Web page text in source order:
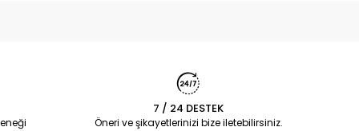
7 / 24 DESTEK
Öneri ve şikayetlerinizi bize iletebilirsiniz.